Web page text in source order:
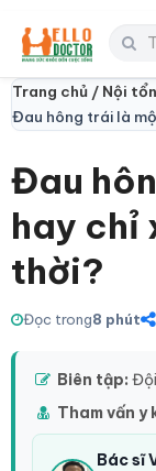
Trang chủ / Nội
Đau hông trái là
Đau
hay chỉ
thời?
Đọc trong8 phút
Biên tập:
Tham vấn y
Bác sĩ